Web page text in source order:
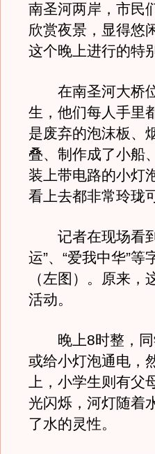
南圣河两岸，市民
欣赏夜景，显得悠
这个晚上进行的特
在南圣河大桥位
生，他们每人手里
是废弃的泡沫板、
叠、制作成了小船
装上带电路的小灯
看上去都非常玲珑
记者在现场看到
运”、“爱我中华”
（左图）。原来，
活动。
晚上8时整，同
或给小灯泡通电，
上，小学生则有父
光闪烁，河灯随着
了水的灵性。